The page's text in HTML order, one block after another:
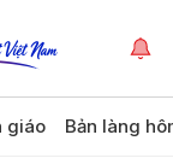
giáo Bản làng